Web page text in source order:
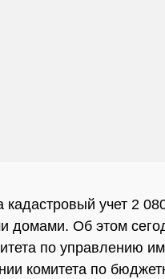
учет 2
домами. Об этом
по управлению
комитета по